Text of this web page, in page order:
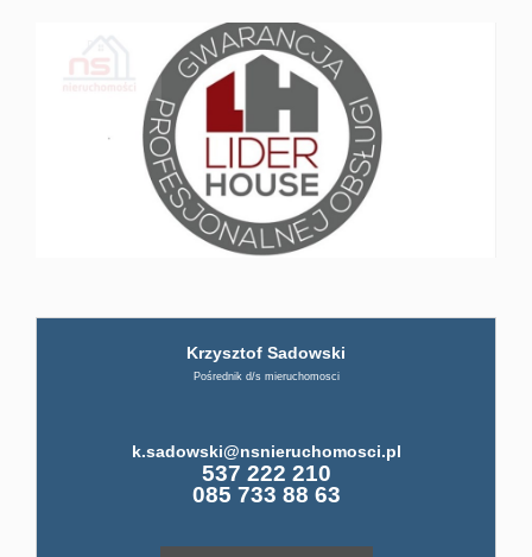
Leaflet|©OpenStreetMap
Krzysztof Sadowski
Pośrednik d/s mieruchomosci
k.sadowski@nsnieruchomosci.pl
537 222 210
085 733 88 63